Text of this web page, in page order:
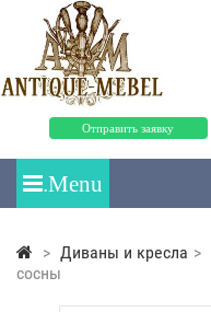
Отправить заявку
> Диваны и кресла >
сосны